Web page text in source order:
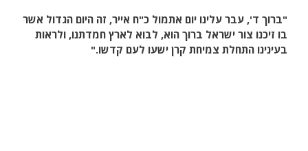
"ברוך ד', עבר עלינו יום אתמול כ"ח אייר, זה היום הגדול אשר
בו זיכנו צור ישראל ברוך הוא, לבוא לארץ חמדתנו, ולראות
בעינינו התחלת צמיחת קרן ישעו לעם קדשו."